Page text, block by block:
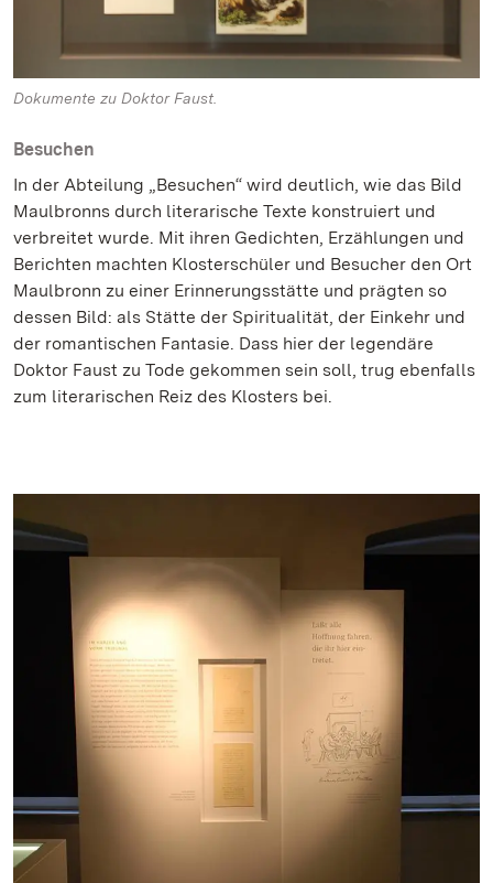
Dokumente zu Doktor Faust.
Besuchen
In der Abteilung „Besuchen“ wird deutlich, wie das Bild
Maulbronns durch literarische Texte konstruiert und
verbreitet wurde. Mit ihren Gedichten, Erzählungen und
Berichten machten Klosterschüler und Besucher den Ort
Maulbronn zu einer Erinnerungsstätte und prägten so
dessen Bild: als Stätte der Spiritualität, der Einkehr und
der romantischen Fantasie. Dass hier der legendäre
Doktor Faust zu Tode gekommen sein soll, trug ebenfalls
zum literarischen Reiz des Klosters bei.